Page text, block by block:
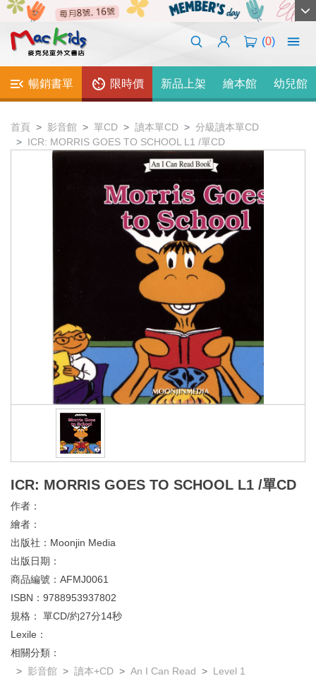
(0)
暢銷書單 限時價 新品上架 繪本館 幼兒館
首頁 影音館 單CD 讀本單CD
分級讀本單CD
ICR: MORRIS GOES TO SCHOOL L1 /單CD
ICR: MORRIS GOES TO SCHOOL L1 /單CD
作者：
繪者：
出版社： Moonjin Media
出版日期：
商品編號： AFMJ0061
ISBN： 9788953937802
規格： 單CD/約27分14秒
Lexile：
相關分類：
影音館
讀本+CD An I Can Read
Level 1